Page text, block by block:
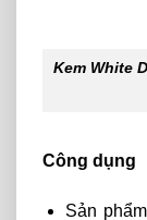
Kem White
Công dụng
Sản